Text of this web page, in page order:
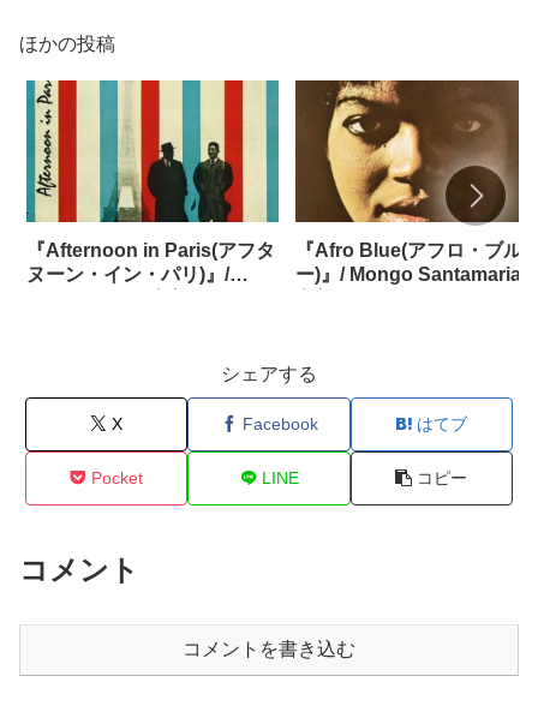
ほかの投稿
『Afternoon in Paris(アフタ
ヌーン・イン・パリ)』/
『Afro Blue(アフロ・ブル
ー)』/ Mongo Santamaria
シェアする
X Facebook はてブ
Pocket LINE コピー
コメント
コメントを書き込む